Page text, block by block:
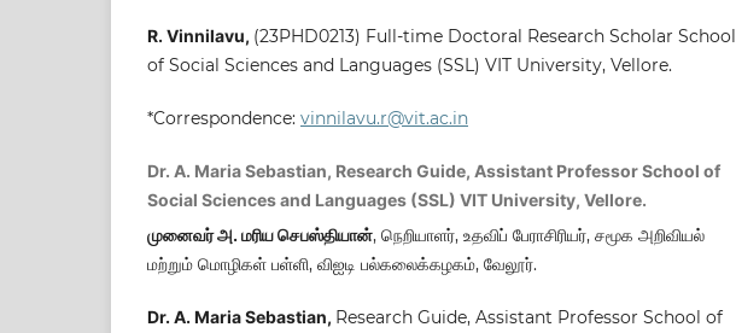
R. Vinnilavu, (23PHD0213) Full-time Doctoral Research Scholar School
of Social Sciences and Languages (SSL) VIT University, Vellore.
*Correspondence: vinnilavu.r@vit.ac.in
Dr. A. Maria Sebastian, Research Guide, Assistant Professor School of
Social Sciences and Languages (SSL) VIT University, Vellore.
முனைவர் அ. மரிய செபஸ்தியான், நெறியாளர், உதவிப் பேராசிரியர், சமூக அறிவியல்
மற்றும் மொழிகள் பள்ளி, விஐடி பல்கலைக்கழகம், வேலூர்.
Dr. A. Maria Sebastian, Research Guide, Assistant Professor School of